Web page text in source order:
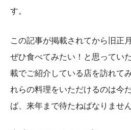
す。
この記事が掲載されてから旧正
ぜひ食べてみたい！と思ってい
載でご紹介している店を訪れて
れらの料理をいただけるのは今
ば、来年まで待たねばなりませ